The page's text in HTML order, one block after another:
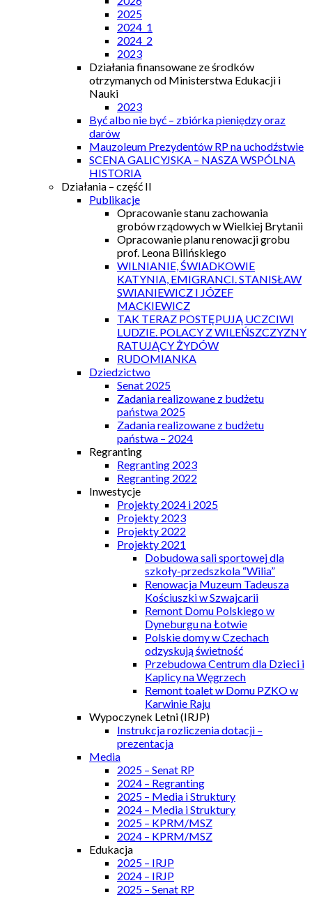
2025
2024_1
2024_2
2023
Działania finansowane ze środków
otrzymanych od Ministerstwa Edukacji i
Nauki
2023
Być albo nie być – zbiórka pieniędzy oraz
darów
Mauzoleum Prezydentów RP na uchodźstwie
SCENA GALICYJSKA – NASZA WSPÓLNA
HISTORIA
Działania – część II
Publikacje
Opracowanie stanu zachowania
grobów rządowych w Wielkiej Brytanii
Opracowanie planu renowacji grobu
prof. Leona Bilińskiego
WILNIANIE, ŚWIADKOWIE
KATYNIA, EMIGRANCI. STANISŁAW
SWIANIEWICZ I JÓZEF
MACKIEWICZ
TAK TERAZ POSTĘPUJĄ UCZCIWI
LUDZIE. POLACY Z WILEŃSZCZYZNY
RATUJĄCY ŻYDÓW
RUDOMIANKA
Dziedzictwo
Senat 2025
Zadania realizowane z budżetu
państwa 2025
Zadania realizowane z budżetu
państwa – 2024
Regranting
Regranting 2023
Regranting 2022
Inwestycje
Projekty 2024 i 2025
Projekty 2023
Projekty 2022
Projekty 2021
Dobudowa sali sportowej dla
szkoły-przedszkola “Wilia”
Renowacja Muzeum Tadeusza
Kościuszki w Szwajcarii
Remont Domu Polskiego w
Dyneburgu na Łotwie
Polskie domy w Czechach
odzyskują świetność
Przebudowa Centrum dla Dzieci i
Kaplicy na Węgrzech
Remont toalet w Domu PZKO w
Karwinie Raju
Wypoczynek Letni (IRJP)
Instrukcja rozliczenia dotacji –
prezentacja
Media
2025 – Senat RP
2024 – Regranting
2025 – Media i Struktury
2024 – Media i Struktury
2025 – KPRM/MSZ
2024 – KPRM/MSZ
Edukacja
2025 – IRJP
2024 – IRJP
2025 – Senat RP